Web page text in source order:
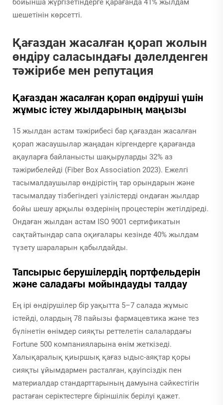
бойынша жүргізетіндерге қарағанда 41% жылдам
шешетінін көрсетті.
Қағаздан жасалған қорап жолын
өндіру саласындағы дәлелденген
тәжірибе мен репутация
Қағаздан жасалған қорап өндіруші үшін
жұмыс істеу жылдарының маңызы
15 жылдан астам тәжірибесі бар қағаздан жасалған
қорап жасаушылар жаңадан кіргендерге қарағанда
ақауларға байланысты шақыруларды 32% аз
тәжірибелейді (Fiber Box Association 2023). Ежелгі
тасымалдаушылар өндірістің тар орындарын және
тасымалдау тізбегіндегі үзілістерді ондаған жылдар
бойы шешу арқылы өздерінің процестерін жетілдіреді.
Ондаған жылдан астам ISO 9001 сертификатын
сақтайтындар сапа оқиғалары кезінде 40% жылдам
түзету шараларын қабылдайды.
Тапсырыс берушілердің портфельдерін
және саладағы мойындауды талдау
Ең ірі өндірушілер бір уақытта 5–7 салада жұмыс
істейді, олардың 78 пайызы фармацевтика және тез
бүлінетін өнімдер сияқты реттелетін салалардағы
Fortune 500 компанияларына өнім жеткізеді.
Халықаралық қиыршық қағаз ыдыс-аяқтар қоры
сияқты ұйымдармен расталған, қауіпсіздік пен
материалдар стандарттарының дамуына сәйкестігін
растаған серіктестерге біріншілік берілуі қажет.